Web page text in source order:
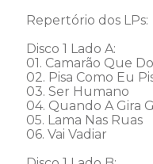
Repertório dos LPs:
Disco 1 Lado A:
01. Camarão Que
02. Pisa Como Eu
03. Ser Humano
04. Quando A Gira
05. Lama Nas Ruas
06. Vai Vadiar